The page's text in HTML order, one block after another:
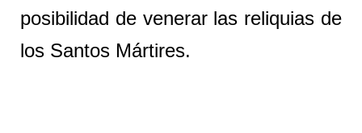
posibilidad de venerar las reliquias de
los Santos Mártires.